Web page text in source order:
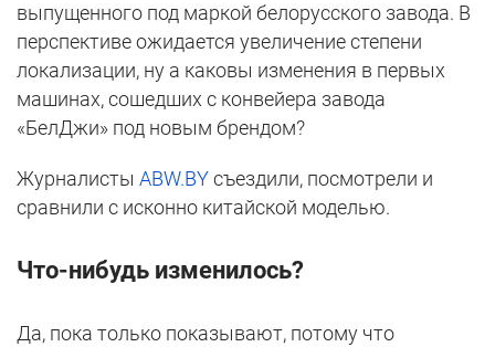
выпущенного под маркой белорусского завода. В
перспективе ожидается увеличение степени
локализации, ну а каковы изменения в первых
машинах, сошедших с конвейера завода
«БелДжи» под новым брендом?
Журналисты ABW.BYсъездили, посмотрели и
сравнили с исконно китайской моделью.
Что-нибудь изменилось?
Да, пока только показывают, потому что